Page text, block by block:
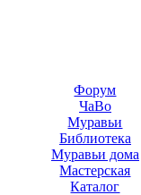
Форум
ЧаВо
Муравьи
Библиотека
Муравьи дома
Мастерская
Каталог